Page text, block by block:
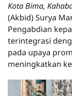
Kota Bima,
(Akbid) Surya
Pengabdian
terintegrasi
pada upaya
meningkatkan